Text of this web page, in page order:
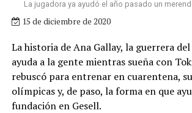
La jugadora ya ayudó el año pasado un
15 de diciembre de 2020
La historia de Ana Gallay, la guerrera
ayuda a la gente mientras sueña con
rebuscó para entrenar en cuarentena,
olímpicas y, de paso, la forma en que
fundación en Gesell.